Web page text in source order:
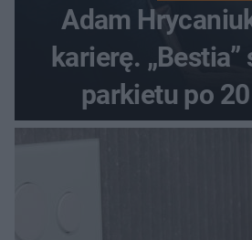
Adam
karierę.
parkietu po